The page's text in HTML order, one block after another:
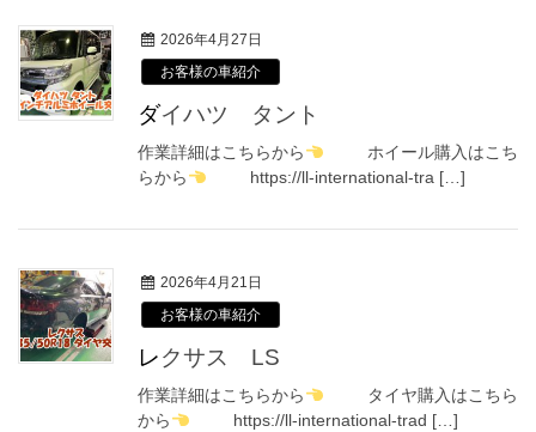
2026年4月27日
お客様の車紹介
ダイハツ タント
作業詳細はこちらから
ホイール購入はこち
らから
https://ll-international-tra […]
2026年4月21日
お客様の車紹介
レクサス LS
作業詳細はこちらから
タイヤ購入はこちら
から
https://ll-international-trad […]